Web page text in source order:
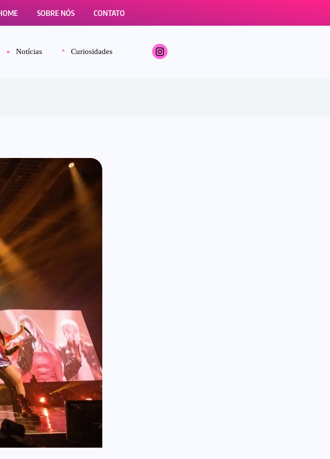
SOBRE NÓS CONTATO
Notícias Curiosidades